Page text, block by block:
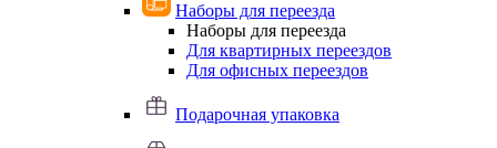
Наборы для переезда
Наборы для переезда
Для квартирных переездов
Для офисных переездов
Подарочная упаковка